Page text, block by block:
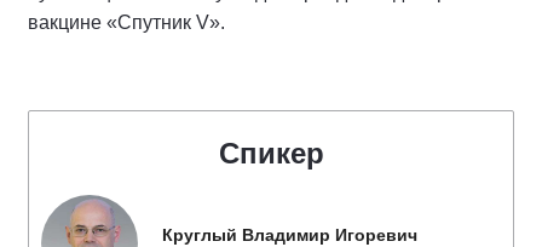
вакцине «Спутник V».
Спикер
Круглый Владимир Игоревич